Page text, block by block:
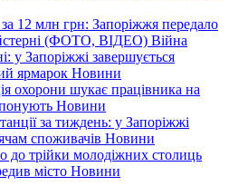
12 млн грн: Запоріжжя передало
(ФОТО, ВІДЕО) Війна
у Запоріжжі завершується
ярмарок Новини
охорони шукає працівника на
Новини
за тиждень: у Запоріжжі
споживачів Новини
до трійки молодіжних столиць
місто Новини